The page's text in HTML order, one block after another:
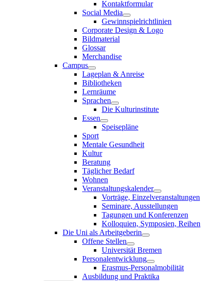
Kontaktformular
Social Media
Gewinnspielrichtlinien
Corporate Design & Logo
Bildmaterial
Glossar
Merchandise
Campus
Lageplan & Anreise
Bibliotheken
Lernräume
Sprachen
Die Kulturinstitute
Essen
Speisepläne
Sport
Mentale Gesundheit
Kultur
Beratung
Täglicher Bedarf
Wohnen
Veranstaltungskalender
Vorträge, Einzelveranstaltungen
Seminare, Ausstellungen
Tagungen und Konferenzen
Kolloquien, Symposien, Reihen
Die Uni als Arbeitgeberin
Offene Stellen
Universität Bremen
Personalentwicklung
Erasmus-Personalmobilität
Ausbildung und Praktika